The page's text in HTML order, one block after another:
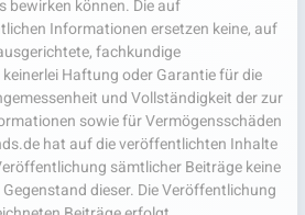
bewirken können. Die auf
Informationen ersetzen keine, auf
fachkundige
Haftung oder Garantie für die
und Vollständigkeit der zur
sowie für Vermögensschäden
hat auf die veröffentlichten Inhalte
sämtlicher Beiträge keine
dieser. Die Veröffentlichung